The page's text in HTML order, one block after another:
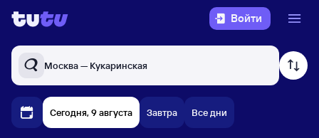
Войти
Москва — Кукаринская
Сегодня, 9 августа Завтра Все дни